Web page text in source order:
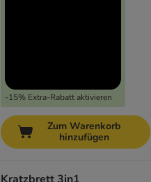
-15% Extra-Rabatt aktivieren
Zum Warenkorb
hinzufügen